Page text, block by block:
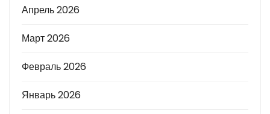
Апрель 2026
Март 2026
Февраль 2026
Январь 2026